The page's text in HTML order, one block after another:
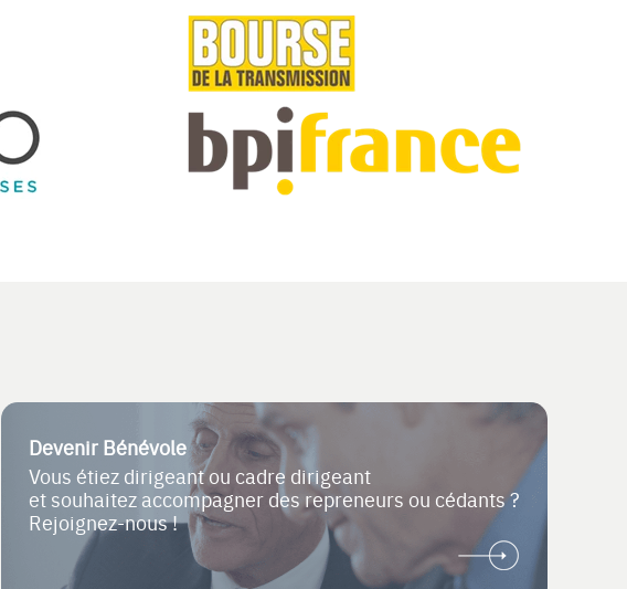
Devenir Bénévole
Vous étiez dirigeant ou cadre dirigeant
et souhaitez accompagner des repreneurs ou cédants ?
Rejoignez-nous !